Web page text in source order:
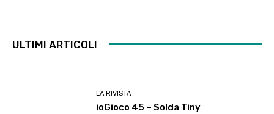
ULTIMI ARTICOLI
LA RIVISTA
ioGioco 45 – Solda Tiny